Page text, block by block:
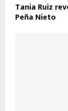
Tania Ruiz
Peña Nieto